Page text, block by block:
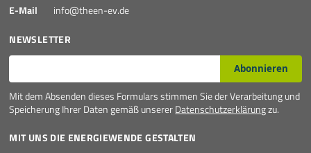
Vorstand
Gremien
Partner
E-Mail
info@theen-ev.de
NEWSLETTER
E-Mail* Abonnieren
Mit dem Absenden dieses Formulars stimmen Sie der Verarbeitung und
Speicherung Ihrer Daten gemäß unsererDatenschutzerklärungzu.
MIT UNS DIE ENERGIEWENDE GESTALTEN